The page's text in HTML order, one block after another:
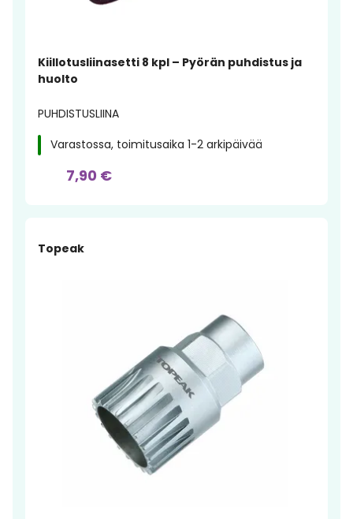
Kiillotusliinasetti 8 kpl – Pyörän puhdistus ja
huolto
PUHDISTUSLIINA
Varastossa, toimitusaika 1-2 arkipäivää
7,90 €
Topeak